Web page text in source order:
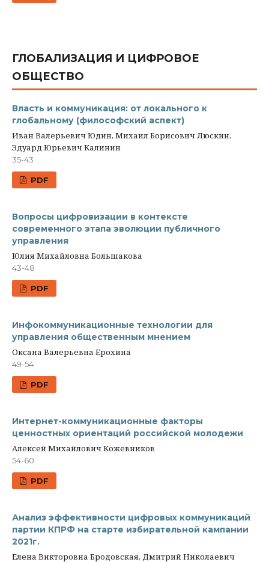
ГЛОБАЛИЗАЦИЯ И ЦИФРОВОЕ
ОБЩЕСТВО
Власть и коммуникация: от локального к
глобальному (философский аспект)
Иван Валерьевич Юдин, Михаил Борисович Люскин,
Эдуард Юрьевич Калинин
35-43
PDF
Вопросы цифровизации в контексте
современного этапа эволюции публичного
управления
Юлия Михайловна Большакова
43-48
PDF
Инфокоммуникационные технологии для
управления общественным мнением
Оксана Валерьевна Ерохина
49-54
PDF
Интернет-коммуникационные факторы
ценностных ориентаций российской молодежи
Алексей Михайлович Кожевников
54-60
PDF
Анализ эффективности цифровых коммуникаций
партии КПРФ на старте избирательной кампании
2021г.
Елена Викторовна Бродовская, Дмитрий Николаевич